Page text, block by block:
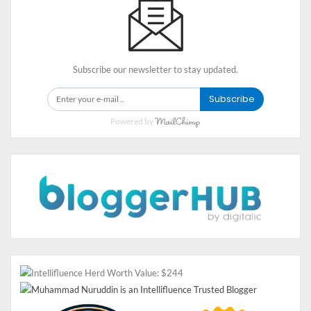
2. Udang saus padang.
Masih bingung “masak apa hari ini yang sederhana dan
Menu udang saus padang, berikut ini bahan-bahan yang
perlu disiapkan.
Bahan-bahan:
6 butir bawang merah
1 ruas jahe
10 cabai merah besar
Gula
Kecap manis
Garam secukupnya
Subscribe our newsletter to stay updated.
Subscribe
Powered by